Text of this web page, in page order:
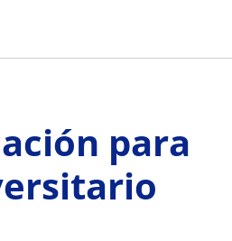
para